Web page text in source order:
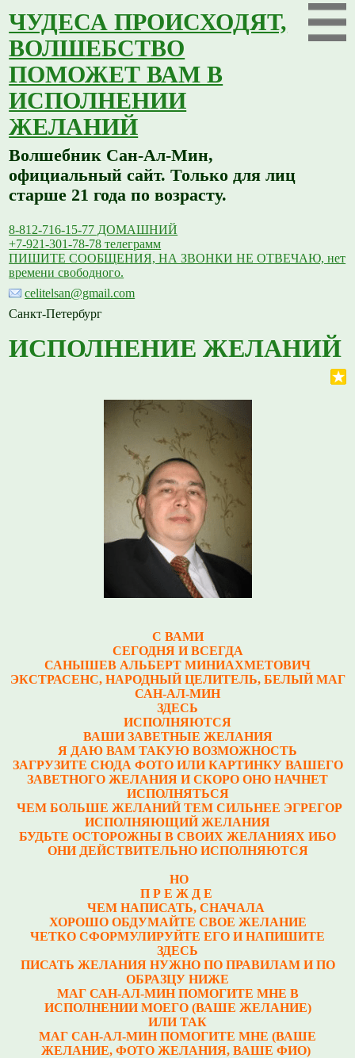
ЧУДЕСА ПРОИСХОДЯТ,
ВОЛШЕБСТВО
ПОМОЖЕТ ВАМ В
ИСПОЛНЕНИИ
ЖЕЛАНИЙ
Волшебник Сан-Ал-Мин,
официальный сайт. Только для лиц
старше 21 года по возрасту.
8-812-716-15-77 ДОМАШНИЙ
+7-921-301-78-78 телеграмм
ПИШИТЕ СООБЩЕНИЯ, НА ЗВОНКИ НЕ ОТВЕЧАЮ, нет
времени свободного.
celitelsan@gmail.com
Санкт-Петербург
ИСПОЛНЕНИЕ ЖЕЛАНИЙ
С ВАМИ
СЕГОДНЯ И ВСЕГДА
САНЫШЕВ АЛЬБЕРТ МИНИАХМЕТОВИЧ
ЭКСТРАСЕНС, НАРОДНЫЙ ЦЕЛИТЕЛЬ, БЕЛЫЙ МАГ
САН-АЛ-МИН
ЗДЕСЬ
ИСПОЛНЯЮТСЯ
ВАШИ ЗАВЕТНЫЕ ЖЕЛАНИЯ
Я ДАЮ ВАМ ТАКУЮ ВОЗМОЖНОСТЬ
ЗАГРУЗИТЕ СЮДА ФОТО ИЛИ КАРТИНКУ ВАШЕГО
ЗАВЕТНОГО ЖЕЛАНИЯ И СКОРО ОНО НАЧНЕТ
ИСПОЛНЯТЬСЯ
ЧЕМ БОЛЬШЕ ЖЕЛАНИЙ ТЕМ СИЛЬНЕЕ ЭГРЕГОР
ИСПОЛНЯЮЩИЙ ЖЕЛАНИЯ
БУДЬТЕ ОСТОРОЖНЫ В СВОИХ ЖЕЛАНИЯХ ИБО
ОНИ ДЕЙСТВИТЕЛЬНО ИСПОЛНЯЮТСЯ
НО
П Р Е Ж Д Е
ЧЕМ НАПИСАТЬ, СНАЧАЛА
ХОРОШО ОБДУМАЙТЕ СВОЕ ЖЕЛАНИЕ
ЧЕТКО СФОРМУЛИРУЙТЕ ЕГО И НАПИШИТЕ
ЗДЕСЬ
ПИСАТЬ ЖЕЛАНИЯ НУЖНО ПО ПРАВИЛАМ И ПО
ОБРАЗЦУ НИЖЕ
МАГ САН-АЛ-МИН ПОМОГИТЕ МНЕ В
ИСПОЛНЕНИИ МОЕГО (ВАШЕ ЖЕЛАНИЕ)
ИЛИ ТАК
МАГ САН-АЛ-МИН ПОМОГИТЕ МНЕ (ВАШЕ
ЖЕЛАНИЕ, ФОТО ЖЕЛАНИЯ, ВАШЕ ФИО)